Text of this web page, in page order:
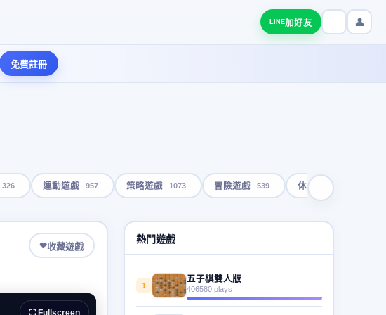
LINE加好友 👤
免費註冊
326 運動遊戲 957 策略遊戲 1073 冒險遊戲 539 休閒遊戲
❤收藏遊戲
⛶ Fullscreen
熱門遊戲
1
五子棋雙人版
406580 plays